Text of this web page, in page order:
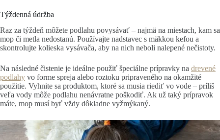
Týždenná údržba
Raz za týždeň môžete podlahu povysávať – najmä na miestach, kam sa
mop či metla nedostanú. Používajte nadstavec s mäkkou kefou a
skontrolujte kolieska vysávača, aby na nich neboli nalepené nečistoty.
Na následné čistenie je ideálne použiť špeciálne prípravky na drevené
podlahy vo forme spreja alebo roztoku pripraveného na okamžité
použitie. Vyhnite sa produktom, ktoré sa musia riediť vo vode – príliš
veľa vody môže podlahu nenávratne poškodiť. Ak už taký prípravok
máte, mop musí byť vždy dôkladne vyžmýkaný.